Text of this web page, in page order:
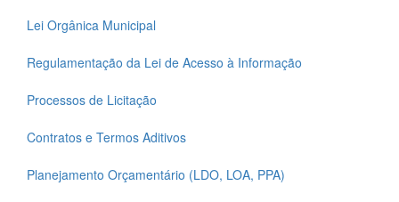
Lei Orgânica Municipal
Regulamentação da Lei de Acesso à Informação
Processos de Licitação
Contratos e Termos Aditivos
Planejamento Orçamentário (LDO, LOA, PPA)